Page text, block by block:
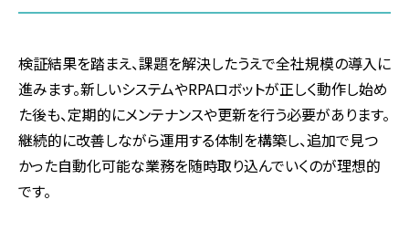
検証結果を踏まえ、課題を解決したうえで全社規模の導入に
進みます。新しいシステムやRPAロボットが正しく動作し始め
た後も、定期的にメンテナンスや更新を行う必要があります。
継続的に改善しながら運用する体制を構築し、追加で見つ
かった自動化可能な業務を随時取り込んでいくのが理想的
です。